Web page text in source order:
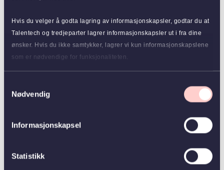
Hvis du velger å godta lagring av informasjonskapsler, godtar du at
Talentech og tredjeparter lagrer informasjonskapsler ut i fra dine
ønsker. Hvis du ikke samtykker, lagrer vi kun informasjonskapslene
som er nødvendige for funksjonaliteten.
Nødvendig
Informasjonskapsel
Statistikk